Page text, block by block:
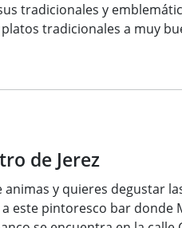
tradicionales y
tradicionales a muy
de Jerez
y quieres degustar
este pintoresco bar donde